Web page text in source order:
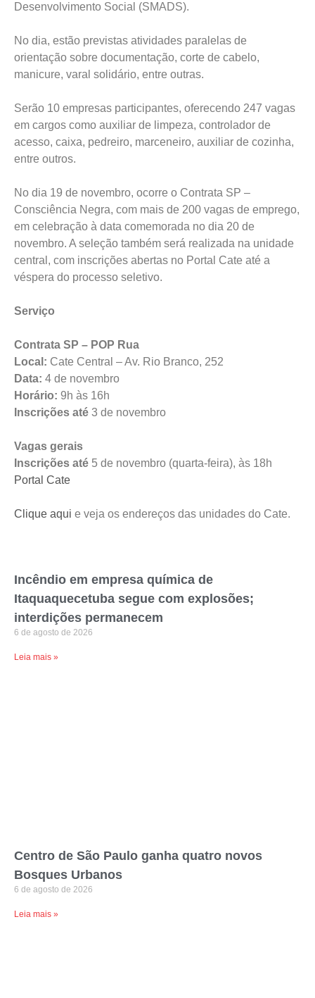
Desenvolvimento Social (SMADS).
No dia, estão previstas atividades paralelas de
orientação sobre documentação, corte de cabelo,
manicure, varal solidário, entre outras.
Serão 10 empresas participantes, oferecendo 247 vagas
em cargos como auxiliar de limpeza, controlador de
acesso, caixa, pedreiro, marceneiro, auxiliar de cozinha,
entre outros.
No dia 19 de novembro, ocorre o Contrata SP –
Consciência Negra, com mais de 200 vagas de emprego,
em celebração à data comemorada no dia 20 de
novembro. A seleção também será realizada na unidade
central, com inscrições abertas no Portal Cate até a
véspera do processo seletivo.
Serviço
Contrata SP – POP Rua
Local: Cate Central – Av. Rio Branco, 252
Data: 4 de novembro
Horário: 9h às 16h
Inscrições até 3 de novembro
Vagas gerais
Inscrições até 5 de novembro (quarta-feira), às 18h
Portal Cate
Clique aqui e veja os endereços das unidades do Cate.
Incêndio em empresa química de
Itaquaquecetuba segue com explosões;
interdições permanecem
6 de agosto de 2026
Leia mais »
Centro de São Paulo ganha quatro novos
Bosques Urbanos
6 de agosto de 2026
Leia mais »